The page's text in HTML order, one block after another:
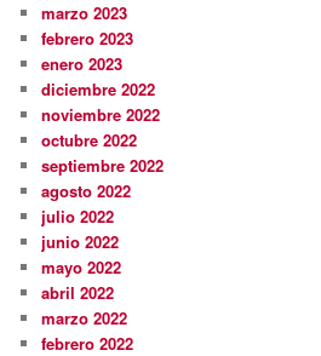
marzo 2023
febrero 2023
enero 2023
diciembre 2022
noviembre 2022
octubre 2022
septiembre 2022
agosto 2022
julio 2022
junio 2022
mayo 2022
abril 2022
marzo 2022
febrero 2022